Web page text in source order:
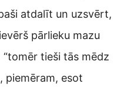
atdalīt un uzsvērt,
pārlieku mazu
tieši tās mēdz
piemēram, esot